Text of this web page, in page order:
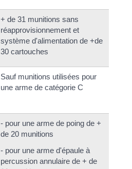
+ de 31 munitions sans
réapprovisionnement et
système d'alimentation de +de
30 cartouches
Sauf munitions utilisées pour
une arme de catégorie C
- pour une arme de poing de +
de 20 munitions
- pour une arme d'épaule à
percussion annulaire de + de